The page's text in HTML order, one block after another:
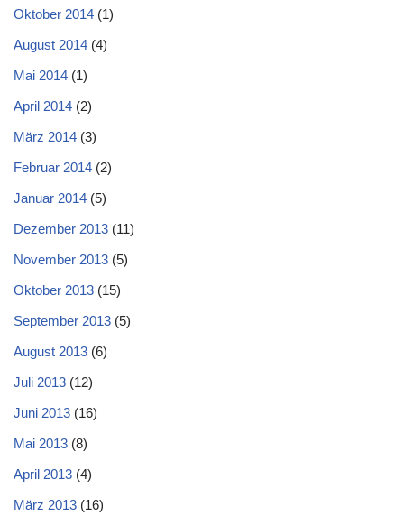
Oktober 2014 (1)
August 2014 (4)
Mai 2014 (1)
April 2014 (2)
März 2014 (3)
Februar 2014 (2)
Januar 2014 (5)
Dezember 2013 (11)
November 2013 (5)
Oktober 2013 (15)
September 2013 (5)
August 2013 (6)
Juli 2013 (12)
Juni 2013 (16)
Mai 2013 (8)
April 2013 (4)
März 2013 (16)